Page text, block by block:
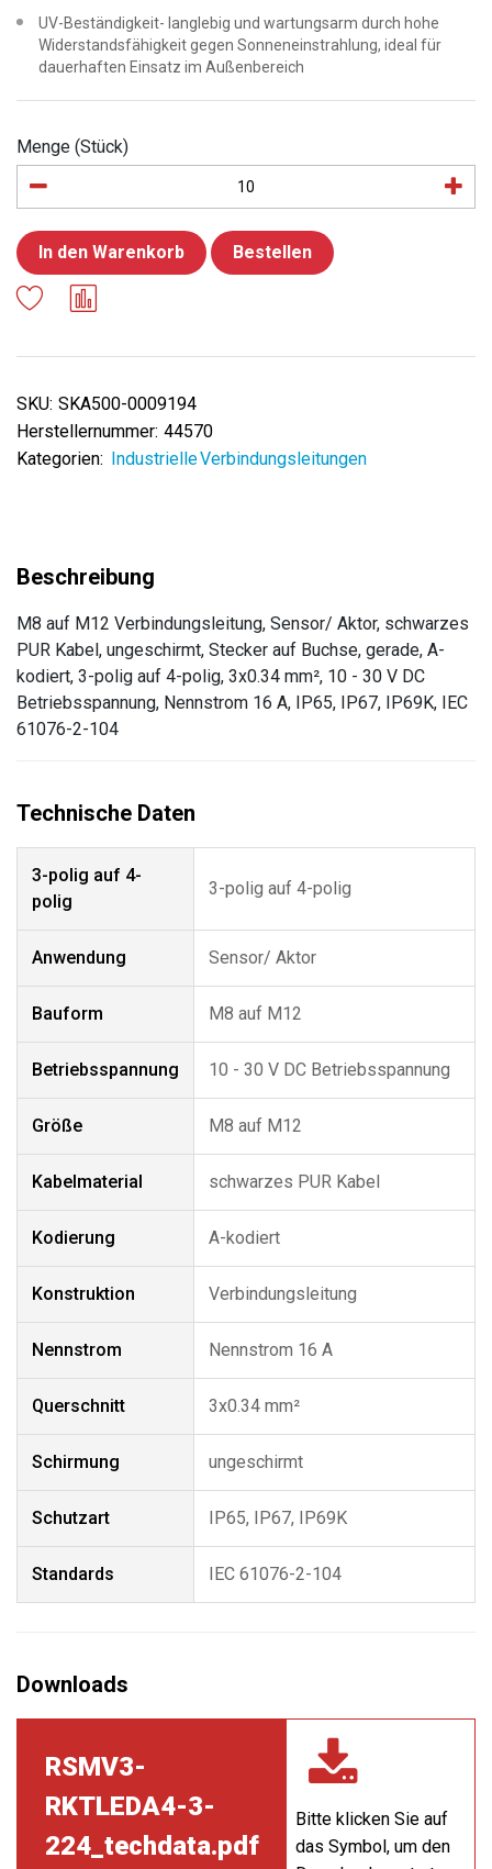
UV-Beständigkeit- langlebig und wartungsarm durch hohe
Widerstandsfähigkeit gegen Sonneneinstrahlung, ideal für
dauerhaften Einsatz im Außenbereich
Menge (Stück)
In den Warenkorb Bestellen
SKU: SKA500-0009194
Herstellernummer: 44570
Kategorien: Industrielle Verbindungsleitungen
M8 auf M12 Verbindungsleitung, Sensor/ Aktor, schwarzes
PUR Kabel, ungeschirmt, Stecker auf Buchse, gerade, A-
kodiert, 3-polig auf 4-polig, 3x0.34 mm², 10 - 30 V DC
Betriebsspannung, Nennstrom 16 A, IP65, IP67, IP69K, IEC
61076-2-104
3-polig auf 4-
polig
3-polig auf 4-polig
Anwendung Sensor/ Aktor
Bauform M8 auf M12
Betriebsspannung 10 - 30 V DC Betriebsspannung
Größe M8 auf M12
Kabelmaterial schwarzes PUR Kabel
Kodierung A-kodiert
Konstruktion Verbindungsleitung
Nennstrom Nennstrom 16 A
Querschnitt 3x0.34 mm²
Schirmung ungeschirmt
Schutzart IP65, IP67, IP69K
Standards IEC 61076-2-104
RSMV3-
RKTLEDA4-3-
224_techdata.pdf
Bitte klicken Sie auf
das Symbol, um den